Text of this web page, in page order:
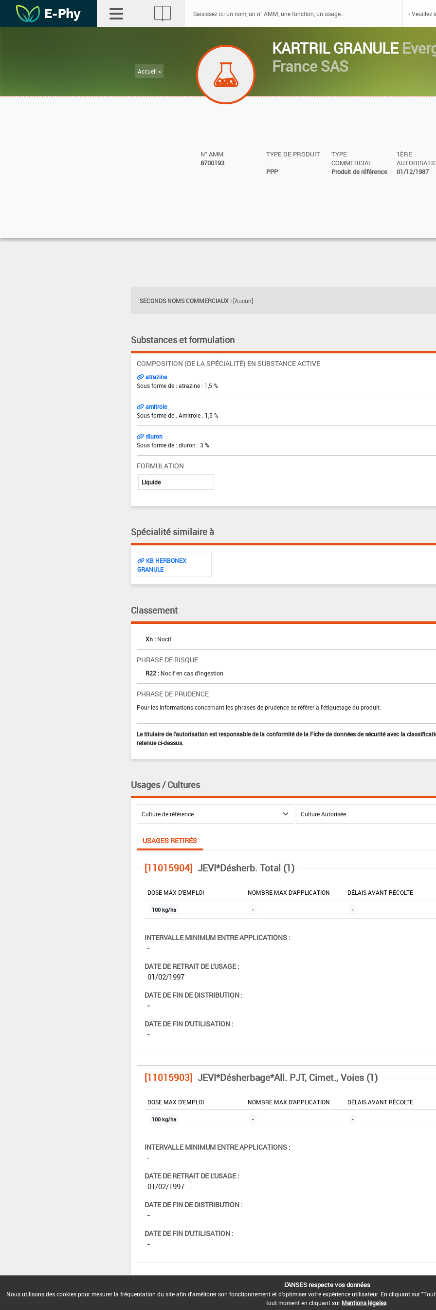
Accueil >
KARTRIL GRANULE
France SAS
N° AMM
8700193
TYPE DE PRODUIT
:
PPP
TYPE
COMMERCIAL :
Produit de référence
1ÈRE
01/12/1987
SECONDS NOMS COMMERCIAUX : [Aucun]
Substances et formulation
COMPOSITION (DE LA SPÉCIALITÉ) EN SUBSTANCE ACTIVE
atrazine
Sous forme de : atrazine : 1,5 %
amitrole
Sous forme de : Amitrole : 1,5 %
diuron
Sous forme de : diuron : 3 %
FORMULATION
Liquide
Spécialité similaire à
KB HERBONEX
GRANULE
Classement
Xn : Nocif
PHRASE DE RISQUE
R22 : Nocif en cas d'ingestion
PHRASE DE PRUDENCE
Pour les informations concernant les phrases de prudence se référer à l'étiquetage du produit.
Le titulaire de l'autorisation est responsable de la conformité de la Fiche de données de sécurité avec la
retenue ci-dessus.
Usages / Cultures
USAGES RETIRÉS
[11015904] JEVI*Désherb. Total (1)
DOSE MAX D'EMPLOI NOMBRE MAX D'APPLICATION DÉLAIS AVANT RÉCOLTE
100 kg/ha - -
INTERVALLE MINIMUM ENTRE APPLICATIONS :
-
DATE DE RETRAIT DE L'USAGE :
01/02/1997
DATE DE FIN DE DISTRIBUTION :
-
DATE DE FIN D'UTILISATION :
-
[11015903] JEVI*Désherbage*All. PJT, Cimet., Voies (1)
DOSE MAX D'EMPLOI NOMBRE MAX D'APPLICATION DÉLAIS AVANT RÉCOLTE
100 kg/ha - -
INTERVALLE MINIMUM ENTRE APPLICATIONS :
-
DATE DE RETRAIT DE L'USAGE :
01/02/1997
DATE DE FIN DE DISTRIBUTION :
-
DATE DE FIN D'UTILISATION :
-
L'ANSES respecte vos données
Nous utilisons des cookies pour mesurer la fréquentation du site afin d'améliorer son fonctionnement et d'optimiser votre expérience utilisateur. En cliquant sur
tout moment en cliquant sur Mentions légales